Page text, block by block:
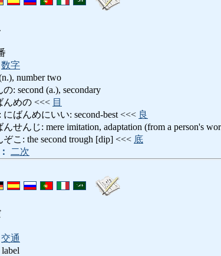
数字
number two
: second (a.), secondary
んめの <<< 目
ばんめにいい: second-best <<< 良
せんじ: mere imitation, adaptation (from a person's
こ: the second trough [dip] <<< 底
二次
交通